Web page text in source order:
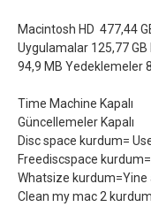
Macintosh HD 477,44
Uygulamalar 125,77
94,9 MB Yedeklemeler
Time Machine Kapalı
Güncellemeler Kapalı
Disc space kurdum=
Freediscspace
Whatsize kurdum=Yine
Clean my mac 2